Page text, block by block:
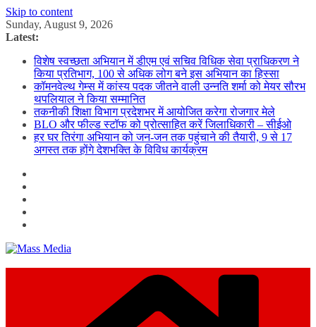
Skip to content
Sunday, August 9, 2026
Latest:
विशेष स्वच्छता अभियान में डीएम एवं सचिव विधिक सेवा प्राधिकरण ने
किया प्रतिभाग, 100 से अधिक लोग बने इस अभियान का हिस्सा
कॉमनवेल्थ गेम्स में कांस्य पदक जीतने वाली उन्नति शर्मा को मेयर सौरभ
थपलियाल ने किया सम्मानित
तकनीकी शिक्षा विभाग प्रदेशभर में आयोजित करेगा रोजगार मेले
BLO और फील्ड स्टॉफ को प्रोत्साहित करें जिलाधिकारी – सीईओ
हर घर तिरंगा अभियान को जन-जन तक पहुंचाने की तैयारी, 9 से 17
अगस्त तक होंगे देशभक्ति के विविध कार्यक्रम